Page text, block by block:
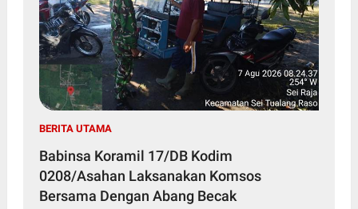
BERITA UTAMA
Babinsa Koramil 17/DB Kodim
0208/Asahan Laksanakan Komsos
Bersama Dengan Abang Becak